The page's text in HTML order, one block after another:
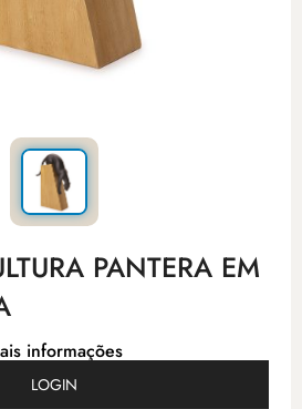
PANTERA EM
informações
LOGIN